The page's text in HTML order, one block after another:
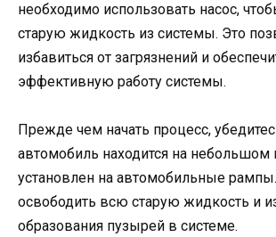
необходимо использовать насос,
старую жидкость из системы. Это
избавиться от загрязнений и
эффективную работу системы.
Прежде чем начать процесс,
автомобиль находится на
установлен на автомобильные
освободить всю старую жидкость и
образования пузырей в системе.